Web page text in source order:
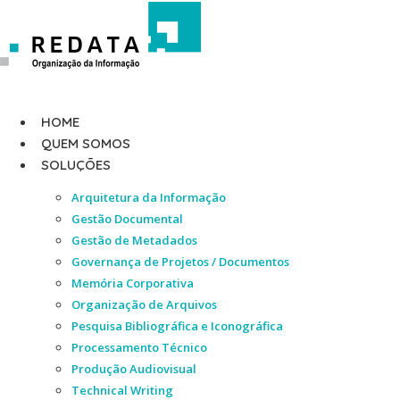
o
conteúdo
HOME
QUEM SOMOS
SOLUÇÕES
Arquitetura da Informação
Gestão Documental
Gestão de Metadados
Governança de Projetos / Documentos
Memória Corporativa
Organização de Arquivos
Pesquisa Bibliográfica e Iconográfica
Processamento Técnico
Produção Audiovisual
Technical Writing